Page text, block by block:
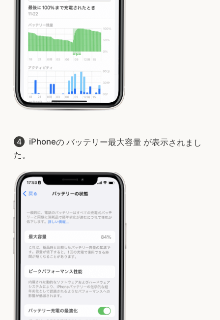
iPhoneの バッテリー最大容量 が表示されまし
た。